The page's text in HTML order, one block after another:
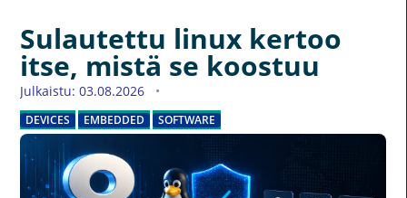
Sulautettu linux kertoo
itse, mistä se koostuu
Julkaistu: 03.08.2026
DEVICES EMBEDDED SOFTWARE